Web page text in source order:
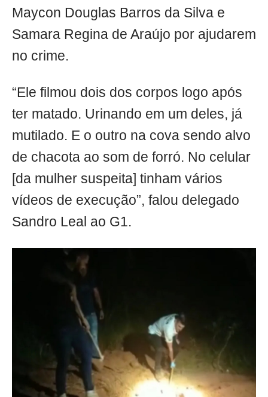
Maycon Douglas Barros da Silva e
Samara Regina de Araújo por ajudarem
no crime.
“Ele filmou dois dos corpos logo após
ter matado. Urinando em um deles, já
mutilado. E o outro na cova sendo alvo
de chacota ao som de forró. No celular
[da mulher suspeita] tinham vários
vídeos de execução”, falou delegado
Sandro Leal ao G1.